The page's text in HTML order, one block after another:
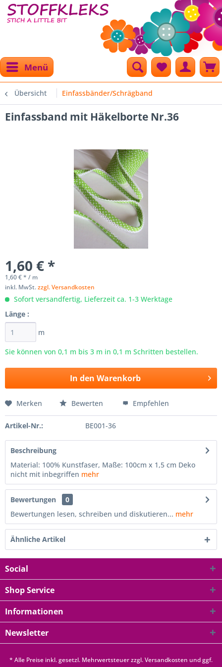
Menü
Übersicht Einfassbänder/Schrägband
Einfassband mit Häkelborte Nr.36
1,60 € *
1,60 € * / m
inkl. MwSt.zzgl. Versandkosten
Sofort versandfertig, Lieferzeit ca. 1-3 Werktage
Länge :
m
Sie können von 0,1 m bis 3 m in 0,1 m Schritten bestellen.
In den Warenkorb
Merken Bewerten Empfehlen
Artikel-Nr.: BE001-36
Beschreibung
Material: 100% Kunstfaser, Maße: 100cm x 1,5 cm Deko
nicht mit inbegriffen mehr
Bewertungen
0
Bewertungen lesen, schreiben und diskutieren... mehr
Ähnliche Artikel
Social
Shop Service
Informationen
Newsletter
* Alle Preise inkl. gesetzl. Mehrwertsteuer zzgl.Versandkosten und ggf.